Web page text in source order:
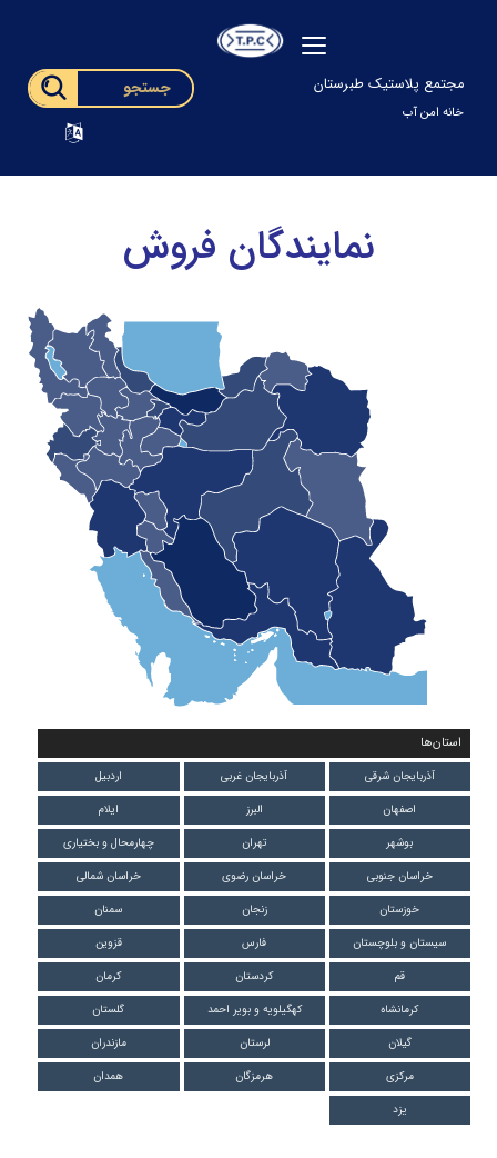
مجتمع پلاستیک طبرستان
خانه امن آب
نمایندگان فروش
استان‌ها
آذربایجان شرقی آذربایجان غربی
اردبیل
اصفهان
البرز
ایلام
بوشهر
تهران
چهارمحال و بختیاری
خراسان جنوبی
خراسان رضوی
خراسان شمالی
خوزستان
زنجان
سمنان
سیستان و بلوچستان
فارس
قزوین
قم
کردستان
کرمان
کرمانشاه
کهگیلویه و بویر احمد
گلستان
گیلان
لرستان
مازندران
مرکزی
هرمزگان
همدان
یزد